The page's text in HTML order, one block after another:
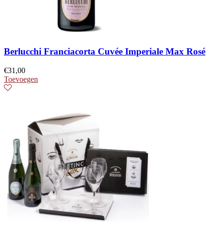
Berlucchi Franciacorta Cuvée Imperiale Max Rosé
€31,00
Toevoegen